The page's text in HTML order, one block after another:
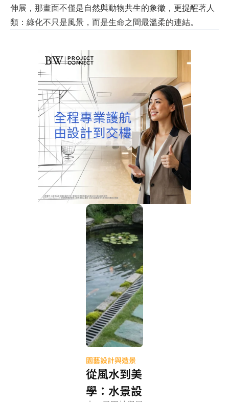
伸展，那畫面不僅是自然與動物共生的象徵，更提醒著人
類： 綠化不只是風景，而是生命之間最溫柔的連結。
園藝設計與造景
從風水到美
學：水景設